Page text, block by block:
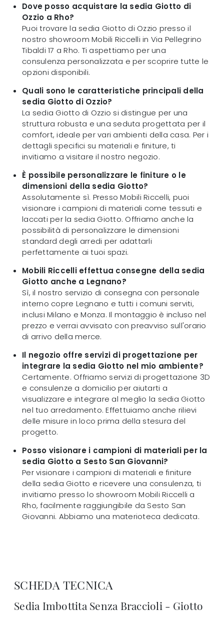
Dove posso acquistare la sedia Giotto di
Ozzio a Rho?
Puoi trovare la sedia Giotto di Ozzio presso il
nostro showroom Mobili Riccelli in Via Pellegrino
Tibaldi 17 a Rho. Ti aspettiamo per una
consulenza personalizzata e per scoprire tutte le
opzioni disponibili.
Quali sono le caratteristiche principali della
sedia Giotto di Ozzio?
La sedia Giotto di Ozzio si distingue per una
struttura robusta e una seduta progettata per il
comfort, ideale per vari ambienti della casa. Per i
dettagli specifici su materiali e finiture, ti
invitiamo a visitare il nostro negozio.
È possibile personalizzare le finiture o le
dimensioni della sedia Giotto?
Assolutamente sì. Presso Mobili Riccelli, puoi
visionare i campioni di materiali come tessuti e
laccati per la sedia Giotto. Offriamo anche la
possibilità di personalizzare le dimensioni
standard degli arredi per adattarli
perfettamente ai tuoi spazi.
Mobili Riccelli effettua consegne della sedia
Giotto anche a Legnano?
Sì, il nostro servizio di consegna con personale
interno copre Legnano e tutti i comuni serviti,
inclusi Milano e Monza. Il montaggio è incluso nel
prezzo e verrai avvisato con preavviso sull'orario
di arrivo della merce.
Il negozio offre servizi di progettazione per
integrare la sedia Giotto nel mio ambiente?
Certamente. Offriamo servizi di progettazione 3D
e consulenze a domicilio per aiutarti a
visualizzare e integrare al meglio la sedia Giotto
nel tuo arredamento. Effettuiamo anche rilievi
delle misure in loco prima della stesura del
progetto.
Posso visionare i campioni di materiali per la
sedia Giotto a Sesto San Giovanni?
Per visionare i campioni di materiali e finiture
della sedia Giotto e ricevere una consulenza, ti
invitiamo presso lo showroom Mobili Riccelli a
Rho, facilmente raggiungibile da Sesto San
Giovanni. Abbiamo una materioteca dedicata.
SCHEDA TECNICA
Sedia Imbottita Senza Braccioli - Giotto